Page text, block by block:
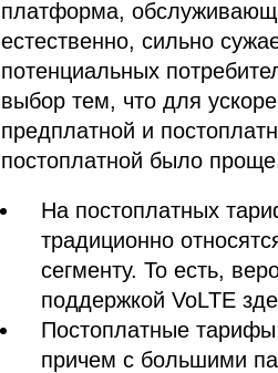
платформа,
естественно, сильно
потенциальных
выбор тем, что для
предплатной и
постоплатной было
На постоплатных
традиционно
сегменту. То есть,
поддержкой VoLTE
Постоплатные тарифы
причем с большими